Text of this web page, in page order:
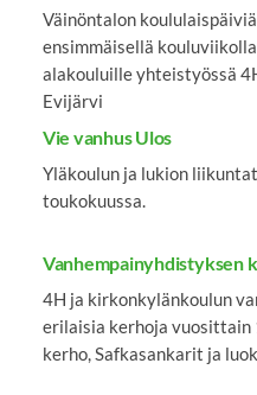
Väinöntalon
ensimmäisellä
alakouluille yhteistyössä
Evijärvi
Vie vanhus Ulos
Yläkoulun ja lukion
toukokuussa.
Vanhempainyhdistyksen
4H ja kirkonkylänkoulun
erilaisia kerhoja vuosittain
kerho, Safkasankarit ja